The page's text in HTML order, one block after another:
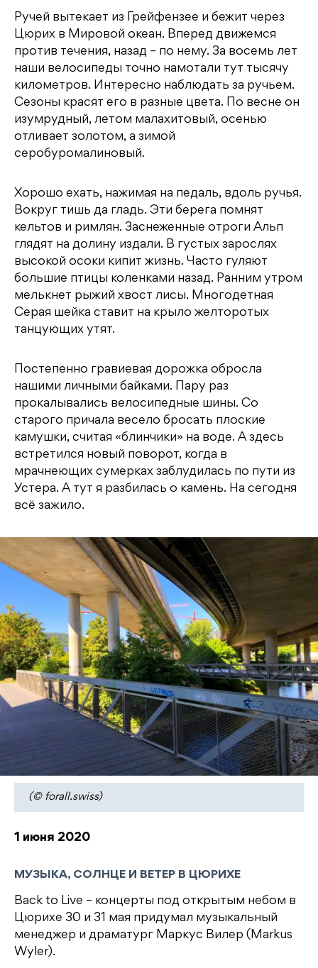
Ручей вытекает из Грейфензее и бежит через
Цюрих в Мировой океан. Вперед движемся
против течения, назад – по нему. За восемь лет
наши велосипеды точно намотали тут тысячу
километров. Интересно наблюдать за ручьем.
Сезоны красят его в разные цвета. По весне он
изумрудный, летом малахитовый, осенью
отливает золотом, а зимой
серобуромалиновый.
Хорошо ехать, нажимая на педаль, вдоль ручья.
Вокруг тишь да гладь. Эти берега помнят
кельтов и римлян. Заснеженные отроги Альп
глядят на долину издали. В густых зарослях
высокой осоки кипит жизнь. Часто гуляют
большие птицы коленками назад. Ранним утром
мелькнет рыжий хвост лисы. Многодетная
Серая шейка ставит на крыло желторотых
танцующих утят.
Постепенно гравиевая дорожка обросла
нашими личными байками. Пару раз
прокалывались велосипедные шины. Со
старого причала весело бросать плоские
камушки, считая «блинчики» на воде. А здесь
встретился новый поворот, когда в
мрачнеющих сумерках заблудилась по пути из
Устера. А тут я разбилась о камень. На сегодня
всё зажило.
(© forall.swiss)
1 июня 2020
МУЗЫКА, СОЛНЦЕ И ВЕТЕР В ЦЮРИХЕ
Back to Live – концерты под открытым небом в
Цюрихе 30 и 31 мая придумал музыкальный
менеджер и драматург Маркус Вилер (Markus
Wyler).